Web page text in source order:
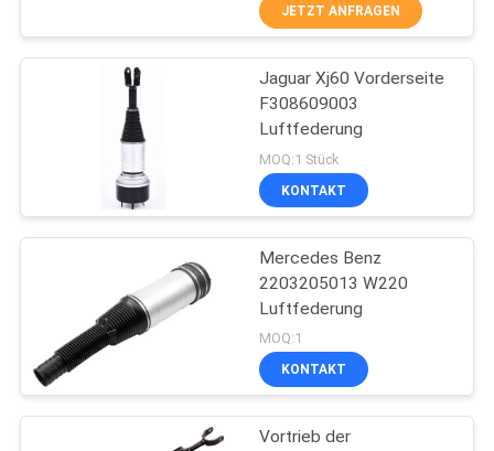
TRETEN
VERBINDUNG
FORDERN
EIN
ZITAT
Luft-
Suspendierungs-
Spreize
Luftunterstellventilblock
JETZT ANFRAGEN
Jaguar Xj60 Vorderseite
F308609003
Luftfederung
MOQ:1 Stück
KONTAKT
Mercedes Benz
2203205013 W220
Luftfederung
MOQ:1
KONTAKT
Vortrieb der